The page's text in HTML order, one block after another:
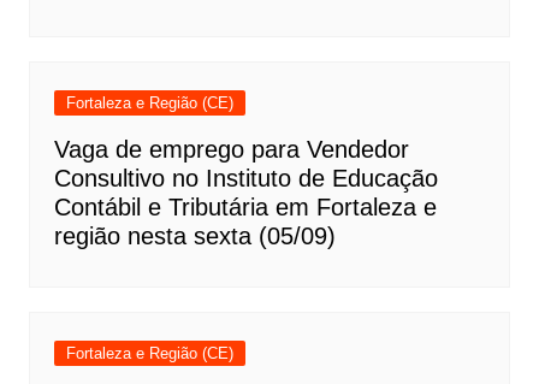
Fortaleza e Região (CE)
Vaga de emprego para Vendedor
Consultivo no Instituto de Educação
Contábil e Tributária em Fortaleza e
região nesta sexta (05/09)
Fortaleza e Região (CE)